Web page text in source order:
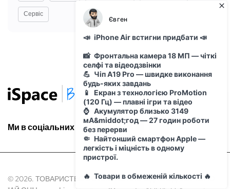
Сервіс
Ми в соціальних мережах:
© 2026. ТОВАРИСТВО З ОБМЕЖЕНОЮ ВІДПОВІДАЛЬНІСТЮ